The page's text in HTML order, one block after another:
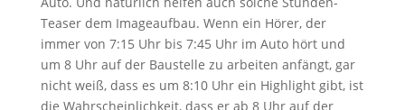
Teaser dem Imageaufbau. Wenn ein Hörer, der
immer von 7:15 Uhr bis 7:45 Uhr im Auto hört und
um 8 Uhr auf der Baustelle zu arbeiten anfängt, gar
nicht weiß, dass es um 8:10 Uhr ein Highlight gibt, ist
die Wahrscheinlichkeit, dass er ab 8 Uhr auf der